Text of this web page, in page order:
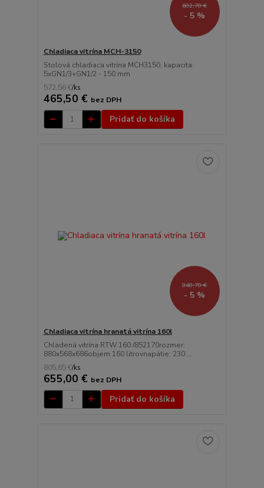
602,70 €
- 5 %
Chladiaca vitrína MCH-3150
Stolová chladiaca vitrína MCH3150, kapacita:
5xGN1/3+GN1/2 - 150 mm
572,56 €/ks
465,50 € bez DPH
Pridať do košíka
848,70 €
- 5 %
Chladiaca vitrína hranatá vitrína 160l
Chladená vitrína RTW 160 /852170rozmer:
880x568x686objem 160 litrovnapätie: 230 ...
805,65 €/ks
655,00 € bez DPH
Pridať do košíka